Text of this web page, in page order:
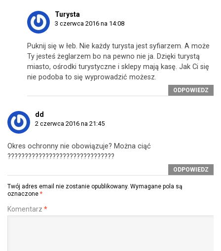
Turysta
3 czerwca 2016 na 14:08
Puknij się w łeb. Nie każdy turysta jest syfiarzem. A może
Ty jesteś żeglarzem bo na pewno nie ja. Dzięki turystą
miasto, ośrodki turystyczne i sklepy mają kasę. Jak Ci się
nie podoba to się wyprowadzić możesz.
ODPOWIEDZ
dd
2 czerwca 2016 na 21:45
Okres ochronny nie obowiązuje? Można ciąć
???????????????????????????????
ODPOWIEDZ
Twój adres email nie zostanie opublikowany. Wymagane pola są
oznaczone *
Komentarz *